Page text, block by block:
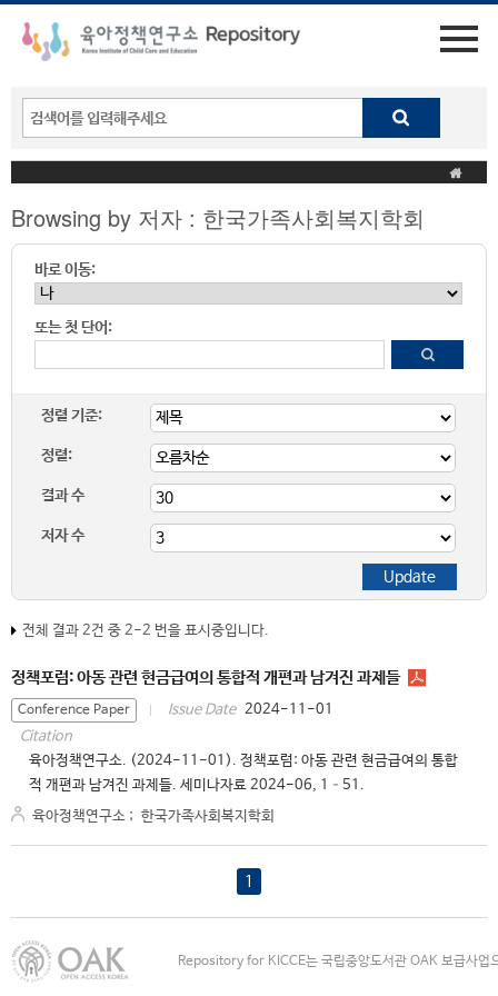
Browsing by 저자 : 한국가족사회복지학회
바로 이동:
또는 첫 단어:
정렬 기준:
정렬:
결과 수
저자 수
전체 결과 2건 중 2-2 번을 표시중입니다.
정책포럼: 아동 관련 현금급여의 통합적 개편과 남겨진 과제들
Conference Paper Issue Date 2024-11-01
Citation
육아정책연구소. (2024-11-01). 정책포럼: 아동 관련 현금급여의 통합
적 개편과 남겨진 과제들. 세미나자료 2024-06, 1–51.
육아정책연구소 ; 한국가족사회복지학회
1
Repository for KICCE는 국립중앙도서관 OAK 보급사업